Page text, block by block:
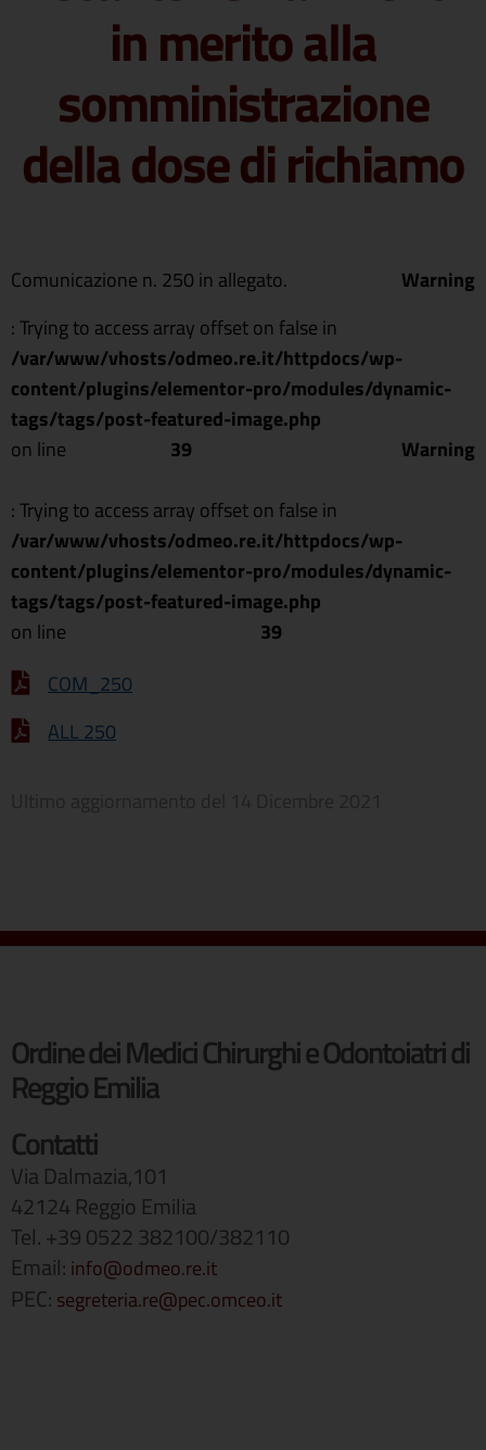
in merito alla
somministrazione
della dose di richiamo
Comunicazione n. 250 in allegato.
Warning
: Trying to access array offset on false in
/var/www/vhosts/odmeo.re.it/httpdocs/wp-
content/plugins/elementor-pro/modules/dynamic-
tags/tags/post-featured-image.php
on line
39 Warning
: Trying to access array offset on false in
/var/www/vhosts/odmeo.re.it/httpdocs/wp-
content/plugins/elementor-pro/modules/dynamic-
tags/tags/post-featured-image.php
on line
39
COM_250
ALL 250
Ordine dei Medici Chirurghi e Odontoiatri di
Reggio Emilia
Contatti
Via Dalmazia,101
42124 Reggio Emilia
Tel. +39 0522 382100/382110
Email: info@odmeo.re.it
PEC: segreteria.re@pec.omceo.it